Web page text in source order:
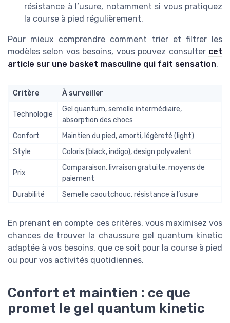
résistance à l’usure, notamment si vous pratiquez
la course à pied régulièrement.
Pour mieux comprendre comment trier et filtrer les
modèles selon vos besoins, vous pouvez consulter cet
article sur une basket masculine qui fait sensation.
Critère À surveiller
Technologie
Gel quantum, semelle intermédiaire,
absorption des chocs
Confort
Maintien du pied, amorti, légèreté (light)
Style
Coloris (black, indigo), design polyvalent
Prix
Comparaison, livraison gratuite, moyens de
paiement
Durabilité
Semelle caoutchouc, résistance à l’usure
En prenant en compte ces critères, vous maximisez vos
chances de trouver la chaussure gel quantum kinetic
adaptée à vos besoins, que ce soit pour la course à pied
ou pour vos activités quotidiennes.
Confort et maintien : ce que
promet le gel quantum kinetic